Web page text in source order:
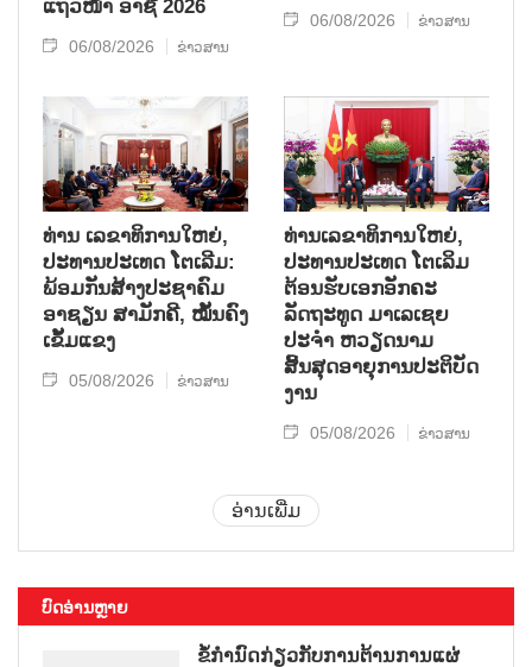
ແຖວໜ້າ ອາຊີ 2026
06/08/2026 ຂ່າວສານ
06/08/2026 ຂ່າວສານ
ທ່ານ ເລຂາທິການໃຫຍ່,
ປະທານປະເທດ ໂຕເລີມ:
ພ້ອມກັນສ້າງປະຊາຄົມ
ອາຊຽນ ສາມັກຄີ, ໝັ້ນຄົງ
ເຂັ້ມແຂງ
05/08/2026 ຂ່າວສານ
ທ່ານເລຂາທິການໃຫຍ່,
ປະທານປະເທດ ໂຕເລິມ
ຕ້ອນຮັບເອກອັກຄະ
ລັດຖະທູດ ມາເລເຊຍ
ປະຈຳ ຫວຽດນາມ
ສິ້ນສຸດອາຍຸການປະຕິບັດ
ງານ
05/08/2026 ຂ່າວສານ
ອ່ານເພີ່ມ
ບົດອ່ານຫຼາຍ
ຂໍ້ກຳນົດກ່ຽວກັບການຕ້ານການແຜ່